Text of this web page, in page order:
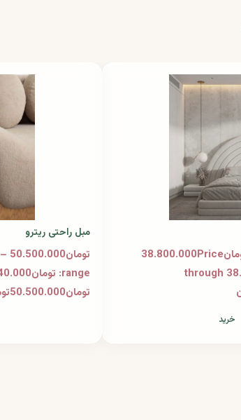
تومان46.800.000 – تومان38.800.000Price
range: تومان38.800.000 through
خرید
مبل راحتی ریترو
تومان50.500.000تومان